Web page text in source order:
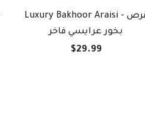
Luxury Bakhoor Araisi - قرص
بخور عرايسي فاخر
$29.99